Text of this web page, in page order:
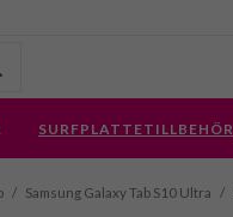
SURFPLATTETILLBEHÖR
/ Samsung Galaxy Tab S10 Ultra /